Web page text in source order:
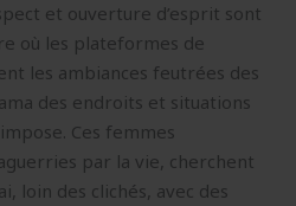
et ouverture d’esprit sont
où les plateformes de
les ambiances feutrées des
des endroits et situations
Ces femmes
par la vie, cherchent
loin des clichés, avec des